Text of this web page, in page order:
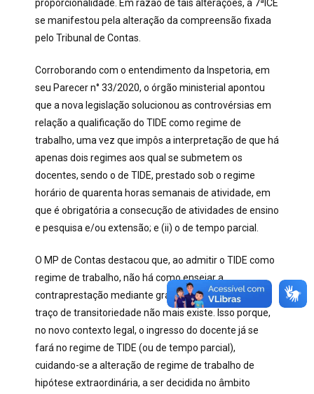
proporcionalidade. Em razão de tais alterações, a 7ªICE
se manifestou pela alteração da compreensão fixada
pelo Tribunal de Contas.
Corroborando com o entendimento da Inspetoria, em
seu Parecer n° 33/2020, o órgão ministerial apontou
que a nova legislação solucionou as controvérsias em
relação a qualificação do TIDE como regime de
trabalho, uma vez que impôs a interpretação de que há
apenas dois regimes aos qual se submetem os
docentes, sendo o de TIDE, prestado sob o regime
horário de quarenta horas semanais de atividade, em
que é obrigatória a consecução de atividades de ensino
e pesquisa e/ou extensão; e (ii) o de tempo parcial.
O MP de Contas destacou que, ao admitir o TIDE como
regime de trabalho, não há como ensejar a
contraprestação mediante gratificação, dado que o
traço de transitoriedade não mais existe. Isso porque,
no novo contexto legal, o ingresso do docente já se
fará no regime de TIDE (ou de tempo parcial),
cuidando-se a alteração de regime de trabalho de
hipótese extraordinária, a ser decidida no âmbito